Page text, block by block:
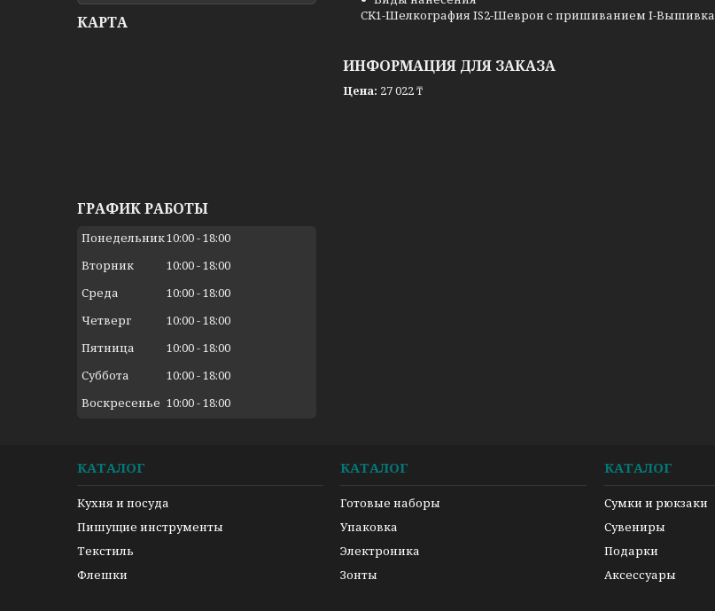
CK1-Шелкография IS2-Шеврон с пришиванием I-Вышивка
ИНФОРМАЦИЯ ДЛЯ ЗАКАЗА
Цена: 27 022 ₸
КАРТА
ГРАФИК РАБОТЫ
Понедельник10:00 18:00
Вторник
10:00 18:00
Среда
10:00 18:00
Четверг
10:00 18:00
Пятница
10:00 18:00
Суббота
10:00 18:00
Воскресенье 10:00 18:00
КАТАЛОГ
Кухня и посуда
Пишущие инструменты
Текстиль
Флешки
КАТАЛОГ
Готовые наборы
Упаковка
Электроника
Зонты
КАТАЛОГ
Сумки и рюкзаки
Сувениры
Подарки
Аксессуары